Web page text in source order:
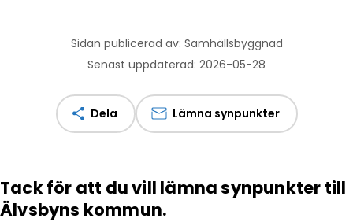
Sidan publicerad av: Samhällsbyggnad
Senast uppdaterad: 2026-05-28
Dela Lämna synpunkter
Tack för att du vill lämna synpunkter till
Älvsbyns kommun.